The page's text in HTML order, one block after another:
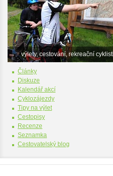
výlety, cestování, rekreační
Články
Diskuze
Kalendář akcí
Cyklozájezdy
Tipy na výlet
Cestopisy
Recenze
Seznamka
Cestovatelský blog